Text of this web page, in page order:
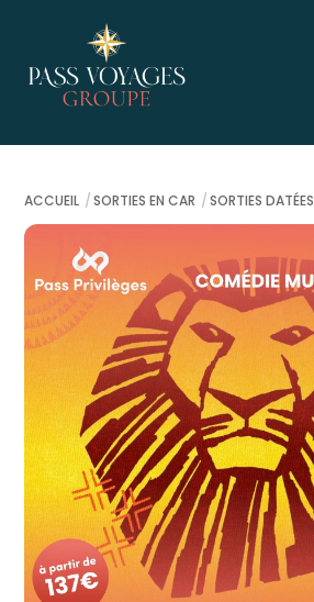
content
ACCUEIL SORTIES EN CAR SORTIES DATÉES